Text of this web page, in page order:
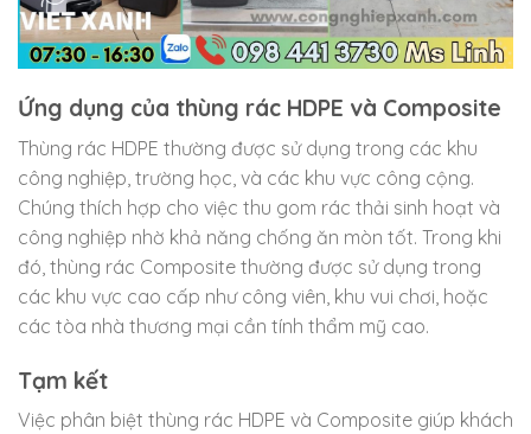
Ứng dụng của thùng rác HDPE và Composite
Thùng rác HDPE thường được sử dụng trong các khu
công nghiệp, trường học, và các khu vực công cộng.
Chúng thích hợp cho việc thu gom rác thải sinh hoạt và
công nghiệp nhờ khả năng chống ăn mòn tốt. Trong khi
đó, thùng rác Composite thường được sử dụng trong
các khu vực cao cấp như công viên, khu vui chơi, hoặc
các tòa nhà thương mại cần tính thẩm mỹ cao.
Tạm kết
Việc phân biệt thùng rác HDPE và Composite giúp khách